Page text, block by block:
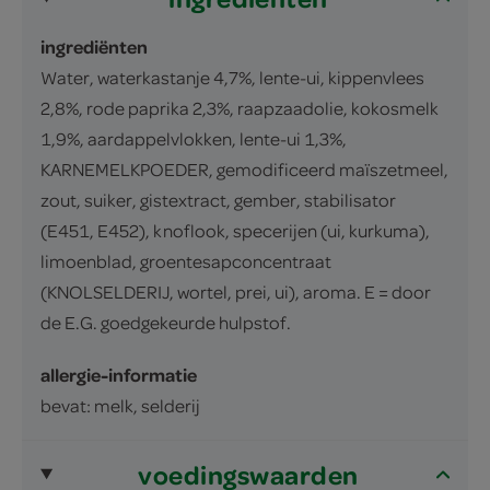
ingrediënten
Water, waterkastanje 4,7%, lente-ui, kippenvlees
2,8%, rode paprika 2,3%, raapzaadolie, kokosmelk
1,9%, aardappelvlokken, lente-ui 1,3%,
KARNEMELKPOEDER, gemodificeerd maïszetmeel,
zout, suiker, gistextract, gember, stabilisator
(E451, E452), knoflook, specerijen (ui, kurkuma),
limoenblad, groentesapconcentraat
(KNOLSELDERIJ, wortel, prei, ui), aroma. E = door
de E.G. goedgekeurde hulpstof.
allergie-informatie
bevat: melk, selderij
voedingswaarden